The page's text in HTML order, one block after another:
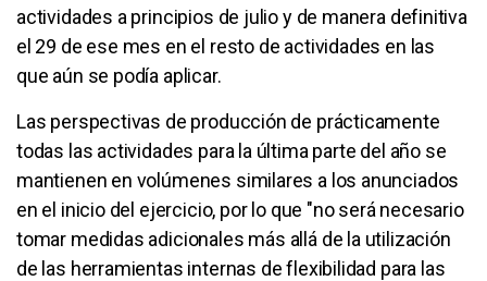
actividades a principios de julio y de manera definitiva
el 29 de ese mes en el resto de actividades en las
que aún se podía aplicar.
Las perspectivas de producción de prácticamente
todas las actividades para la última parte del año se
mantienen en volúmenes similares a los anunciados
en el inicio del ejercicio, por lo que "no será necesario
tomar medidas adicionales más allá de la utilización
de las herramientas internas de flexibilidad para las